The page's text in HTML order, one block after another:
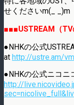
せくださいm(_ _)m
■■■USTREAM（
●NHKの公式
at http://ustre.am/
●NHKの公式ニコ
http://